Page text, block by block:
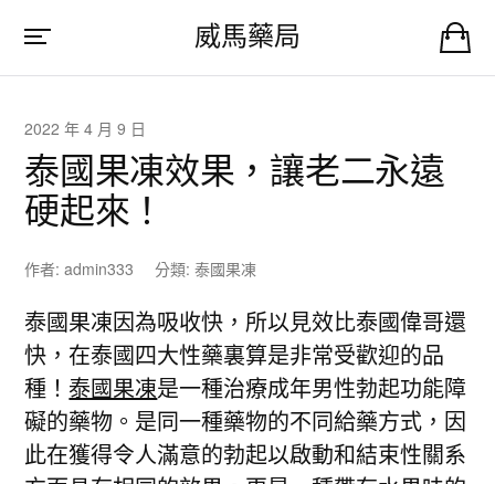
威馬藥局
2022 年 4 月 9 日
泰國果凍效果，讓老二永遠
硬起來！
作者:admin333 分類: 泰國果凍
泰國果凍因為吸收快，所以見效比泰國偉哥還
快，在泰國四大性藥裏算是非常受歡迎的品
種！ 泰國果凍是一種治療成年男性勃起功能障
礙的藥物。是同一種藥物的不同給藥方式，因
此在獲得令人滿意的勃起以啟動和結束性關系